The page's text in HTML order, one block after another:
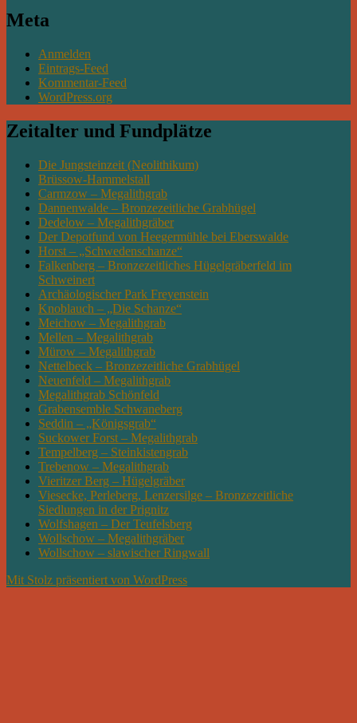
Meta
Anmelden
Eintrags-Feed
Kommentar-Feed
WordPress.org
Zeitalter und Fundplätze
Die Jungsteinzeit (Neolithikum)
Brüssow-Hammelstall
Carmzow – Megalithgrab
Dannenwalde – Bronzezeitliche Grabhügel
Dedelow – Megalithgräber
Der Depotfund von Heegermühle bei Eberswalde
Horst – „Schwedenschanze“
Falkenberg – Bronzezeitliches Hügelgräberfeld im
Schweinert
Archäologischer Park Freyenstein
Knoblauch – „Die Schanze“
Meichow – Megalithgrab
Mellen – Megalithgrab
Mürow – Megalithgrab
Nettelbeck – Bronzezeitliche Grabhügel
Neuenfeld – Megalithgrab
Megalithgrab Schönfeld
Grabensemble Schwaneberg
Seddin – „Königsgrab“
Suckower Forst – Megalithgrab
Tempelberg – Steinkistengrab
Trebenow – Megalithgrab
Vieritzer Berg – Hügelgräber
Viesecke, Perleberg, Lenzersilge – Bronzezeitliche
Siedlungen in der Prignitz
Wolfshagen – Der Teufelsberg
Wollschow – Megalithgräber
Wollschow – slawischer Ringwall
Mit Stolz präsentiert von WordPress